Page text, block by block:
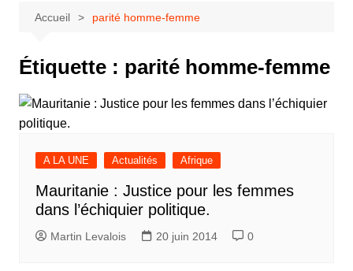
Accueil parité homme-femme
Étiquette : parité homme-femme
A LA UNE Actualités Afrique
Mauritanie : Justice pour les femmes
dans l’échiquier politique.
Martin Levalois 20 juin 2014 0